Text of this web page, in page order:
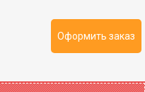
Оформить заказ